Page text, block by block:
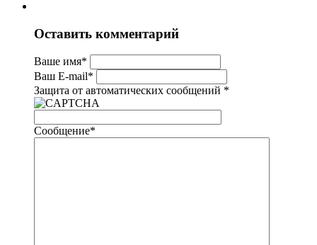
Оставить комментарий
Ваше имя*
Ваш E-mail*
Защита от автоматических сообщений *
Сообщение*